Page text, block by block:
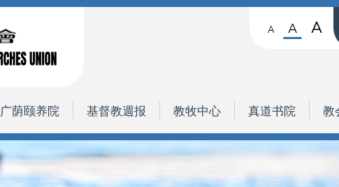
A A A
广荫颐养院 基督教週报 教牧中心 真道书院 教